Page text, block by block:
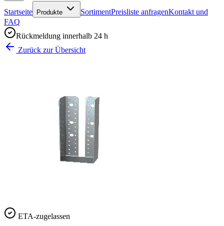
Startseite
Produkte SortimentPreisliste anfragenKontakt und
FAQ
Rückmeldung innerhalb 24 h
Zurück zur Übersicht
ETA-zugelassen